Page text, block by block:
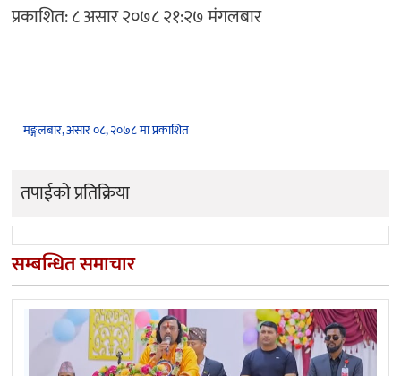
प्रकाशित: ८ असार २०७८ २१:२७ मंगलबार
मङ्गलबार, असार ०८, २०७८ मा प्रकाशित
तपाईको प्रतिक्रिया
सम्बन्धित समाचार